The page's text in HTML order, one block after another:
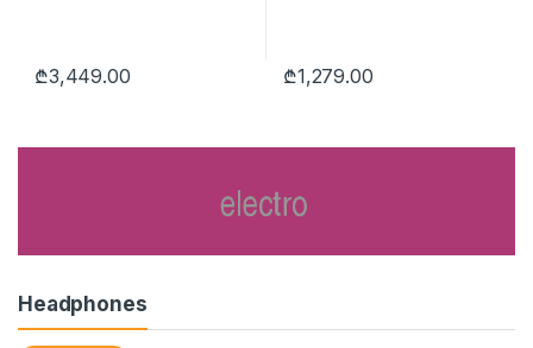
₾3,449.00 ₾1,279.00
Headphones